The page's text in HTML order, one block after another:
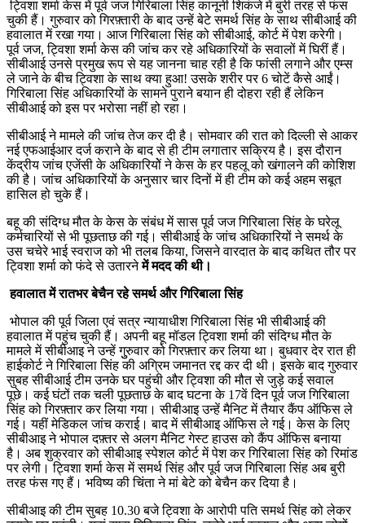
ट्विशा शर्मा केस में पूर्व जज गिरिबाला सिंह कानूनी शिकंजे में बुरी तरह से फंस
चुकी हैं। गुरुवार को गिरफ़्तारी के बाद उन्हें बेटे समर्थ सिंह के साथ सीबीआई की
हवालात में रखा गया। आज गिरिबाला सिंह को सीबीआई, कोर्ट में पेश करेगी।
पूर्व जज, ट्विशा शर्मा केस की जांच कर रहे अधिकारियों के सवालों में घिरीं हैं।
सीबीआई उनसे प्रमुख रूप से यह जानना चाह रही है कि फांसी लगाने और एम्स
ले जाने के बीच ट्विशा के साथ क्या हुआ! उसके शरीर पर 6 चोटें कैसे आईं।
गिरिबाला सिंह अधिकारियों के सामने पुराने बयान ही दोहरा रही हैं लेकिन
सीबीआई को इस पर भरोसा नहीं हो रहा।
सीबीआई ने मामले की जांच तेज कर दी है। सोमवार की रात को दिल्ली से आकर
नई एफआईआर दर्ज कराने के बाद से ही टीम लगातार सक्रिय है। इस दौरान
केंद्रीय जांच एजेंसी के अधिकारियोें ने केस के हर पहलू को खंगालने की कोशिश
की है। जांच अधिकारियों के अनुसार चार दिनों में ही टीम को कई अहम सबूत
हासिल हो चुके हैं।
बहू की संदिग्ध मौत के केस के संबंध में सास पूर्व जज गिरिबाला सिंह के घरेलू
कर्मचारियों से भी पूछताछ की गई। सीबीआई के जांच अधिकारियों ने समर्थ के
उस चचेरे भाई स्वराज को भी तलब किया, जिसने वारदात के बाद कथित तौर पर
ट्विशा शर्मा को फंदे से उतारनेमें मदद की थी।
हवालात में रातभर बेचैन रहे समर्थ और गिरिबाला सिंह
भोपाल की पूर्व जिला एवं सत्र न्यायाधीश गिरिबाला सिंह भी सीबीआई की
हवालात में पहुंच चुकी हैं। अपनी बहू मॉडल ट्विशा शर्मा की संदिग्ध मौत के
मामले में सीबीआइ ने उन्हें गुुरुवार को गिरफ़्तार कर लिया था। बुधवार देर रात ही
हाईकोर्ट ने गिरिबाला सिंह की अग्रिम जमानत रद्द कर दी थी। इसके बाद गुरुवार
सुबह सीबीआई टीम उनके घर पहुंची और ट्विशा की मौत से जुड़े कई सवाल
पूछे। कई घंटों तक चली पूछताछ के बाद घटना के 17वें दिन पूर्व जज गिरिबाला
सिंह को गिरफ़्तार कर लिया गया। सीबीआइ उन्हें मैनिट में तैयार कैंप ऑफिस ले
गई। यहीं मेडिकल जांच कराई। बाद में सीबीआइ ऑफिस ले गई। केस के लिए
सीबीआइ ने भोपाल दफ़्तर से अलग मैनिट गेस्ट हाउस को कैंप ऑफिस बनाया
है। अब शुक्रवार को सीबीआइ स्पेशल कोर्ट में पेश कर गिरिबाला सिंह को रिमांड
पर लेगी। ट्विशा शर्मा केस में समर्थ सिंह और पूर्व जज गिरिबाला सिंह अब बुरी
तरह फंस गए हैं। भविष्य की चिंता ने मां बेटे को बेचैन कर दिया है।
सीबीआइ की टीम सुबह 10.30 बजे ट्विशा के आरोपी पति समर्थ सिंह को लेकर